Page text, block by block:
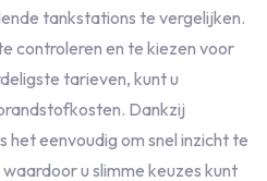
tankstations te vergelijken.
controleren en te kiezen voor
tarieven, kunt u
Dankzij
het eenvoudig om snel inzicht te
u slimme keuzes kunt